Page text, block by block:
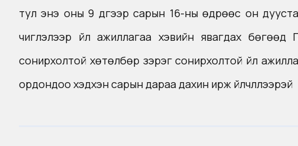
тул энэ оны 9 дүгээр сарын 16-ны өдрөөс он
чиглэлээр үйл ажиллагаа хэвийн явагдах
сонирхолтой хөтөлбөр зэрэг сонирхолтой үйл
ордондоо хэдхэн сарын дараа дахин ирж үйлчлүүлээрэй